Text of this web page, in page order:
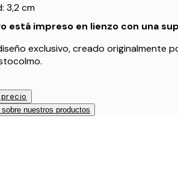
3,2 cm
está impreso en lienzo con una
exclusivo, creado originalmente
nuestros productos